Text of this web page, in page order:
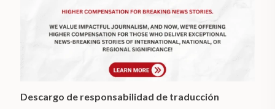
Descargo de responsabilidad de traducción